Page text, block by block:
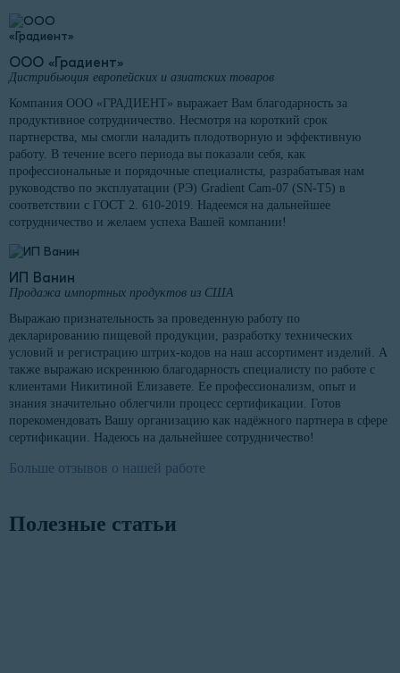
ООО «Градиент»
Дистрибьюция европейских и азиатских товаров
Компания ООО «ГРАДИЕНТ» выражает Вам благодарность за
продуктивное сотрудничество. Несмотря на короткий срок
партнерства, мы смогли наладить плодотворную и эффективную
работу. В течение всего периода вы показали себя, как
профессиональные и порядочные специалисты, разрабатывая нам
руководство по эксплуатации (РЭ) Gradient Cam-07 (SN-T5) в
соответствии с ГОСТ 2. 610-2019. Надеемся на дальнейшее
сотрудничество и желаем успеха Вашей компании!
ИП Ванин
Продажа импортных продуктов из США
Выражаю признательность за проведенную работу по
декларированию пищевой продукции, разработку технических
условий и регистрацию штрих-кодов на наш ассортимент изделий. А
также выражаю искреннюю благодарность специалисту по работе с
клиентами Никитиной Елизавете. Ее профессионализм, опыт и
знания значительно облегчили процесс сертификации. Готов
порекомендовать Вашу организацию как надёжного партнера в сфере
сертификации. Надеюсь на дальнейшее сотрудничество!
Больше отзывов о нашей работе
Полезные статьи